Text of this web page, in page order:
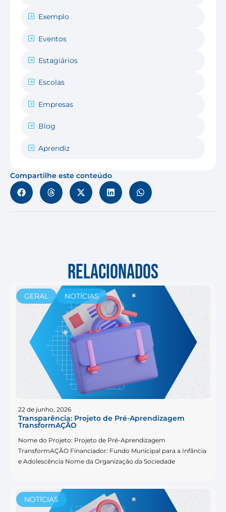
Exemplo
Eventos
Estagiários
Escolas
Empresas
Blog
Aprendiz
Compartilhe este conteúdo
RELACIONADOS
GERAL NOTÍCIAS
22 de junho, 2026
Transparência: Projeto de Pré-Aprendizagem
TransformAÇÃO
Nome do Projeto: Projeto de Pré-Aprendizagem
TransformAÇÃO Financiador: Fundo Municipal para a Infância
e Adolescência Nome da Organização da Sociedade
NOTÍCIAS